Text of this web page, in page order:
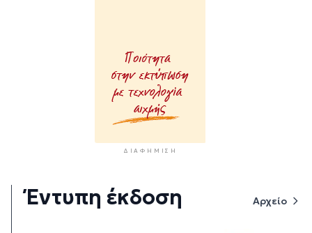
ΔΙΑΦΉΜΙΣΗ
Έντυπη έκδοση Αρχείο